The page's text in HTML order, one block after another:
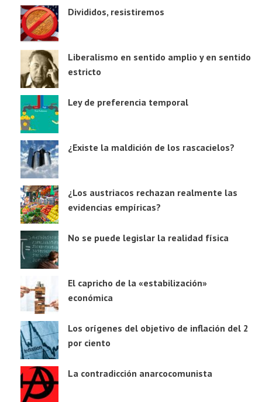
Divididos, resistiremos
Liberalismo en sentido amplio y en sentido
estricto
Ley de preferencia temporal
¿Existe la maldición de los rascacielos?
¿Los austriacos rechazan realmente las
evidencias empíricas?
No se puede legislar la realidad física
El capricho de la «estabilización»
económica
Los orígenes del objetivo de inflación del 2
por ciento
La contradicción anarcocomunista